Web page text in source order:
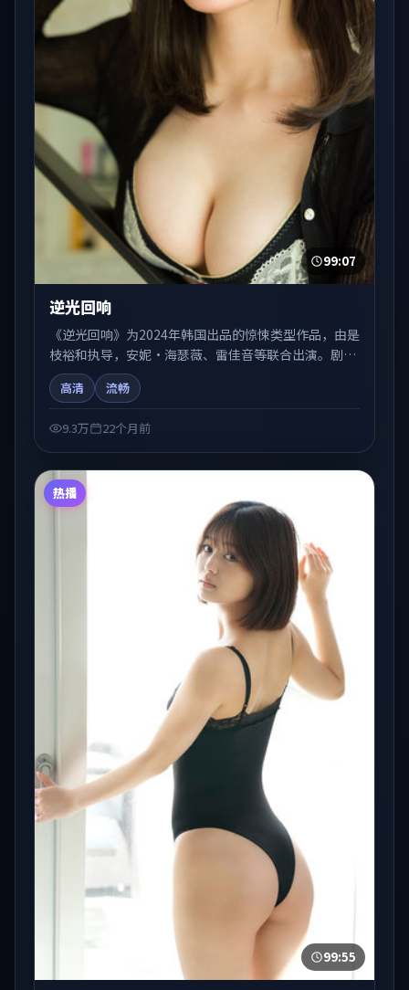
99:07
逆光回响
《逆光回响》为2024年韩国出品的惊悚类型作品，由是
枝裕和执导，安妮·海瑟薇、雷佳音等联合出演。剧情
在人物弧光与节奏推进中展开，兼具叙事张力与视听质
感。可与站内国产剧、电影、综艺片单交叉检索，便于
高清 流畅
9.3万 22个月前
热播
99:55